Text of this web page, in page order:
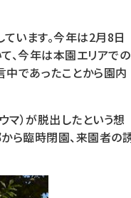
います。今年は2月8日
、今年は本園エリアでの
中であったことから園内
マ）が脱出したという想
ら臨時閉園、来園者の